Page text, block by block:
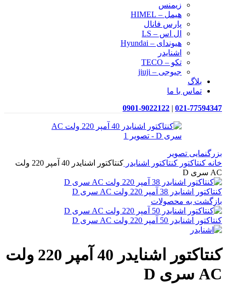
زیمنس
هیمل – HIMEL
پارس فانال
ال اس – LS
هیوندای – Hyundai
اشنایدر
تکو – TECO
جیوجی – jiuji
بلاگ
تماس با ما
021-77594347
|
0901-9022122
بزرگنمایی تصویر
خانه کنتاکتور کنتاکتور اشنایدر
کنتاکتور اشنایدر 40 آمپر 220 ولت
AC سری D
کنتاکتور اشنایدر 38 آمپر 220 ولت AC سری D
بازگشت به محصولات
کنتاکتور اشنایدر 50 آمپر 220 ولت AC سری D
کنتاکتور اشنایدر 40 آمپر 220 ولت
AC سری D